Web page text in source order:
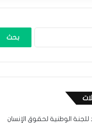
الوطنية لحقوق الإنسان